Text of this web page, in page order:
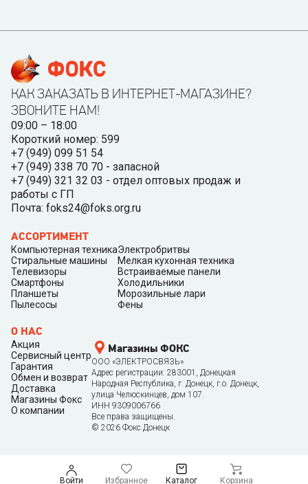
КАК ЗАКАЗАТЬ В ИНТЕРНЕТ-МАГАЗИНЕ?
ЗВОНИТЕ НАМ!
09:00 – 18:00
Короткий номер: 599
+7 (949) 099 51 54
+7 (949) 338 70 70 - запасной
+7 (949) 321 32 03 - отдел оптовых продаж и
работы с ГП
Почта: foks24@foks.org.ru
АССОРТИМЕНТ
Компьютерная техника
Стиральные машины
Телевизоры
Смартфоны
Планшеты
Пылесосы
Электробритвы
Мелкая кухонная техника
Встраиваемые панели
Холодильники
Морозильные лари
Фены
О НАС
Акция
Сервисный центр
Гарантия
Обмен и возврат
Доставка
Магазины Фокс
О компании
Магазины ФОКС
ООО «ЭЛЕКТРОСВЯЗЬ»
Адрес регистрации: 283001, Донецкая
Народная Республика, г. Донецк, г.о. Донецк,
улица Челюскинцев, дом 107.
ИНН 9309006766
Все права защищены.
© 2026 Фокс Донецк
Войти Избранное Каталог Корзина